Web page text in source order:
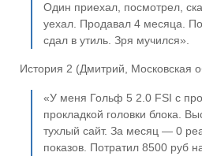
Один приехал, посмотрел,
уехал. Продавал 4 месяца.
сдал в утиль. Зря мучился».
История 2 (Дмитрий, Московская
«У меня Гольф 5 2.0 FSI с
прокладкой головки блока.
тухлый сайт. За месяц — 0
показов. Потратил 8500 руб